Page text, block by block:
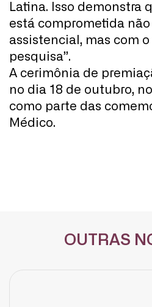
Latina. Isso demonstra
está comprometida
assistencial, mas com
pesquisa”.
A cerimônia de
no dia 18 de outubro,
como parte das
Médico.
OUTRAS